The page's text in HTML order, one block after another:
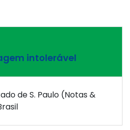
intolerável
de S. Paulo (Notas &